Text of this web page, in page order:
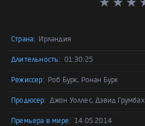
Страна: Ирландия
Длительность: 01:30:25
Режиссер: Роб Бурк, Ронан Бурк
Продюсер: Джон Уоллес, Дэвид Грумбах
Премьера в мире: 14.05.2014